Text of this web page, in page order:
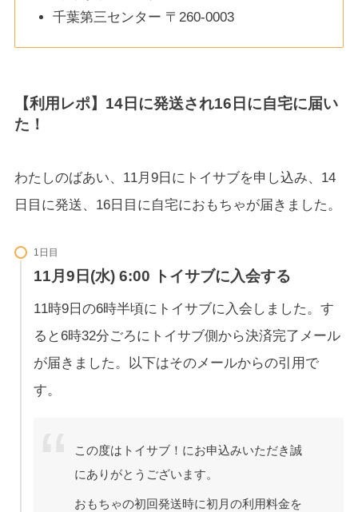
千葉第三センター 〒260-0003
【利用レポ】14日に発送され16日に自宅に届い
た！
わたしのばあい、11月9日にトイサブを申し込み、14
日目に発送、16日目に自宅におもちゃが届きました。
1日目
11月9日(水) 6:00 トイサブに入会する
11時9日の6時半頃にトイサブに入会しました。す
ると6時32分ごろにトイサブ側から決済完了メール
が届きました。以下はそのメールからの引用で
す。
この度はトイサブ！にお申込みいただき誠
にありがとうございます。
おもちゃの初回発送時に初月の利用料金を